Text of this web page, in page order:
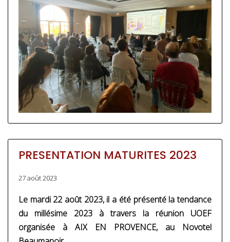
PRESENTATION MATURITES 2023
27 août 2023
Le mardi 22 août 2023, il a été présenté la tendance
du millésime 2023 à travers la réunion UOEF
organisée à AIX EN PROVENCE, au Novotel